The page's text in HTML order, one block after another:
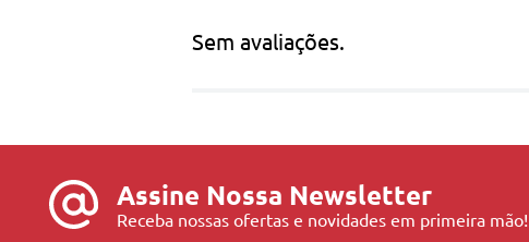
Dimensões Aproximadas do Produto (LxAxC): 12 x 16 x 28
Sem avaliações.
Assine Nossa Newsletter
Receba nossas ofertas e novidades em primeira mão!